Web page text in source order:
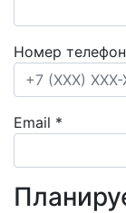
Номер
Email *